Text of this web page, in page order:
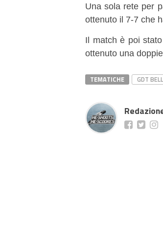
Una sola rete per
ottenuto il 7-7 che
Il match è poi
ottenuto una
TEMATICHE GDT